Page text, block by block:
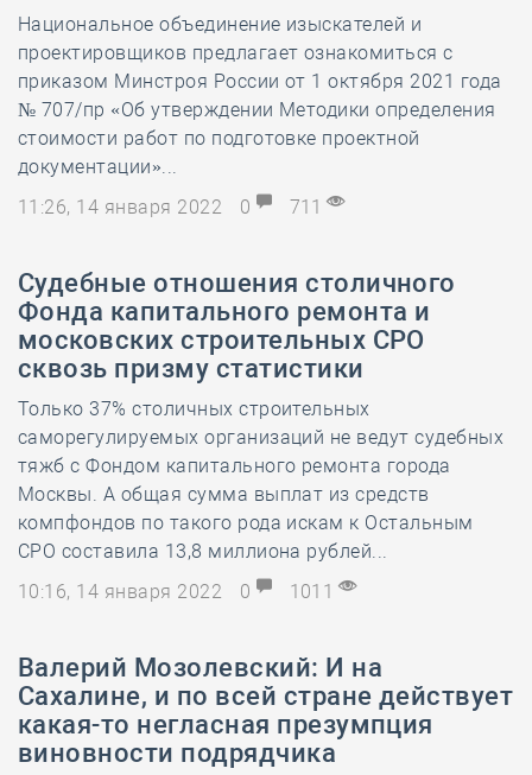
Национальное объединение изыскателей и
проектировщиков предлагает ознакомиться с
приказом Минстроя России от 1 октября 2021 года
№ 707/пр «Об утверждении Методики определения
стоимости работ по подготовке проектной
документации»...
11:26, 14 января 2022
0 711
Судебные отношения столичного
Фонда капитального ремонта и
московских строительных СРО
сквозь призму статистики
Только 37% столичных строительных
саморегулируемых организаций не ведут судебных
тяжб с Фондом капитального ремонта города
Москвы. А общая сумма выплат из средств
компфондов по такого рода искам к Остальным
СРО составила 13,8 миллиона рублей...
10:16, 14 января 2022
0 1011
Валерий Мозолевский: И на
Сахалине, и по всей стране действует
какая-то негласная презумпция
виновности подрядчика